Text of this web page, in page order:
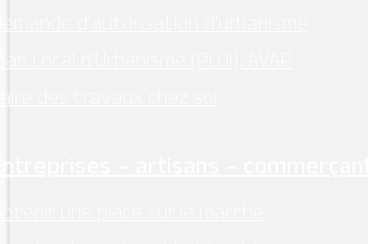
d’autorisation d’urbanisme
Local d’Urbanisme (PLUI), AVAP
des travaux chez soi
– artisans – commerçants
une place sur le marché